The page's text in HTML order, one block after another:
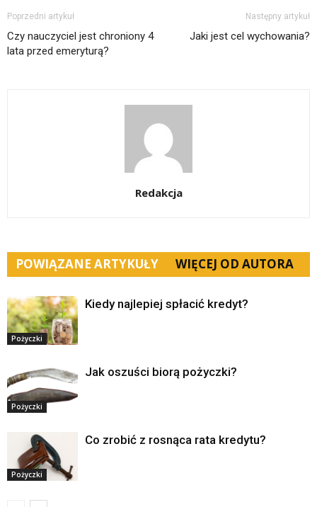
Poprzedni artykuł
Czy nauczyciel jest chroniony 4
lata przed emeryturą?
Następny artykuł
Jaki jest cel wychowania?
Redakcja
POWIĄZANE ARTYKUŁY WIĘCEJ OD AUTORA
Pożyczki
Kiedy najlepiej spłacić kredyt?
Pożyczki
Jak oszuści biorą pożyczki?
Pożyczki
Co zrobić z rosnąca rata kredytu?